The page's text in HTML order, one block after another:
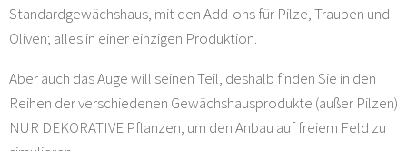
Standardgewächshaus, mit den Add-ons für Pilze, Trauben und
Oliven; alles in einer einzigen Produktion.
Aber auch das Auge will seinen Teil, deshalb finden Sie in den
Reihen der verschiedenen Gewächshausprodukte (außer Pilzen)
NUR DEKORATIVE Pflanzen, um den Anbau auf freiem Feld zu